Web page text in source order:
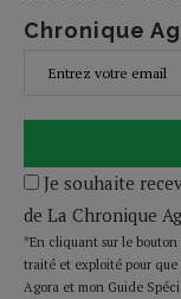
Chronique
Je souhaite
de La Chronique
*En cliquant sur le bouton
traité et exploité pour
Agora et mon Guide